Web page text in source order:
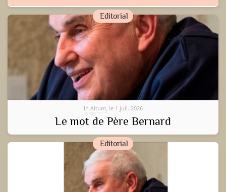
Editorial
In Altum, le 1 juil. 2026
Le mot de Père Bernard
Editorial